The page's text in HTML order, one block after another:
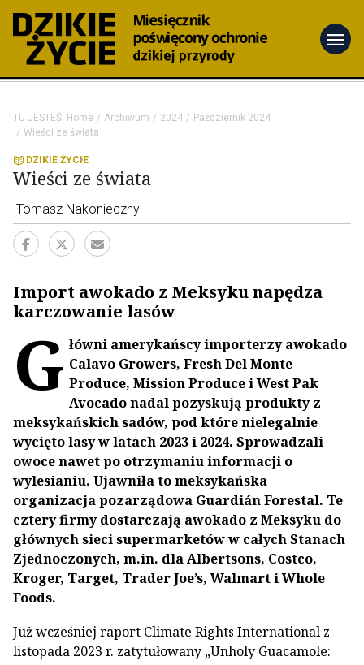
menu
TU JESTEŚ: Home Archiwum 2024
Październik 2024
Wieści ze świata
DZIKIE ŻYCIE
Wieści ze świata
Tomasz Nakonieczny
Import awokado z Meksyku napędza
karczowanie lasów
G łówni amerykańscy importerzy awokado
Calavo Growers, Fresh Del Monte
Produce, Mission Produce i West Pak
Avocado nadal pozyskują produkty z
meksykańskich sadów, pod które nielegalnie
wycięto lasy w latach 2023 i 2024. Sprowadzali
owoce nawet po otrzymaniu informacji o
wylesianiu. Ujawniła to meksykańska
organizacja pozarządowa Guardián Forestal. Te
cztery firmy dostarczają awokado z Meksyku do
głównych sieci supermarketów w całych Stanach
Zjednoczonych, m.in. dla Albertsons, Costco,
Kroger, Target, Trader Joe’s, Walmart i Whole
Foods.
Już wcześniej raport Climate Rights International z
listopada 2023 r. zatytułowany „Unholy Guacamole: